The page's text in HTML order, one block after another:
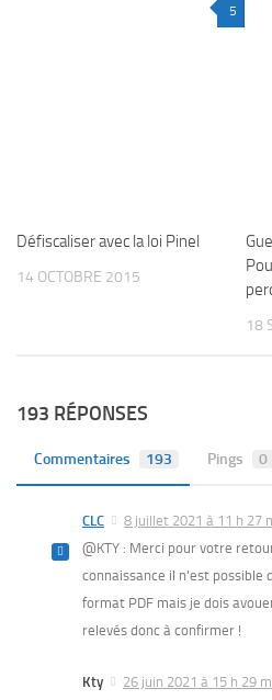
5
Défiscaliser avec la loi Pinel
14 OCTOBRE 2015
18
193 RÉPONSES
Commentaires 193 Pings 0
CLC
8 juillet 2021 à 11 h 27
@KTY : Merci pour votre
connaissance il n’est possible
format PDF mais je dois
relevés donc à confirmer !
Kty
26 juin 2021 à 15 h 29